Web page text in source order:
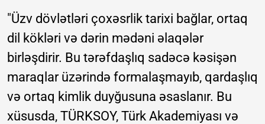
"Üzv dövlətləri çoxəsrlik tarixi bağlar, ortaq
dil kökləri və dərin mədəni əlaqələr
birləşdirir. Bu tərəfdaşlıq sadəcə kəsişən
maraqlar üzərində formalaşmayıb, qardaşlıq
və ortaq kimlik duyğusuna əsaslanır. Bu
xüsusda, TÜRKSOY, Türk Akademiyası və